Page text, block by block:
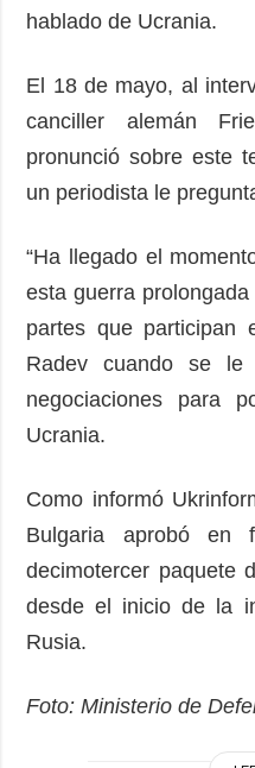
hablado de Ucrania.
El 18 de mayo, al
canciller alemán
pronunció sobre este
un periodista le
“Ha llegado el
esta guerra
partes que participan
Radev cuando se le
negociaciones para
Ucrania.
Como informó
Bulgaria aprobó en
decimotercer paquete
desde el inicio de la
Rusia.
Foto: Ministerio de